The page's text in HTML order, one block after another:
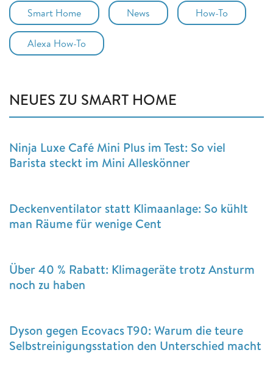
Smart Home News How-To
Alexa How-To
NEUES ZU SMART HOME
Ninja Luxe Café Mini Plus im Test: So viel
Barista steckt im Mini Alleskönner
Deckenventilator statt Klimaanlage: So kühlt
man Räume für wenige Cent
Über 40 % Rabatt: Klimageräte trotz Ansturm
noch zu haben
Dyson gegen Ecovacs T90: Warum die teure
Selbstreinigungsstation den Unterschied macht